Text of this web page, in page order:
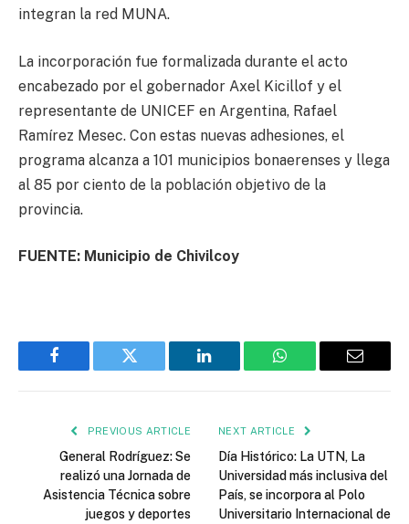
integran la red MUNA.
La incorporación fue formalizada durante el acto
encabezado por el gobernador Axel Kicillof y el
representante de UNICEF en Argentina, Rafael
Ramírez Mesec. Con estas nuevas adhesiones, el
programa alcanza a 101 municipios bonaerenses y llega
al 85 por ciento de la población objetivo de la
provincia.
FUENTE: Municipio de Chivilcoy
Facebook Twitter LinkedIn WhatsApp Email
PREVIOUS ARTICLE
General Rodríguez: Se
realizó una Jornada de
Asistencia Técnica sobre
juegos y deportes
NEXT ARTICLE
Día Histórico: La UTN, La
Universidad más inclusiva del
País, se incorpora al Polo
Universitario Internacional de